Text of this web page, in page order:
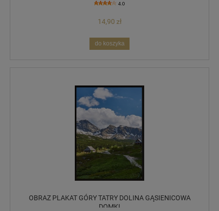
4.0
14,90 zł
do koszyka
OBRAZ PLAKAT GÓRY TATRY DOLINA GĄSIENICOWA
DOMKI